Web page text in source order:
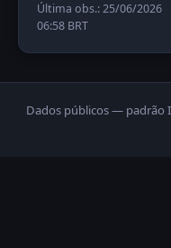
Última obs.: 25/06/2026
06:58 BRT
Dados públicos — padrão